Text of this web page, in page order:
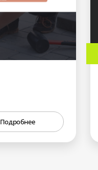
Подробнее